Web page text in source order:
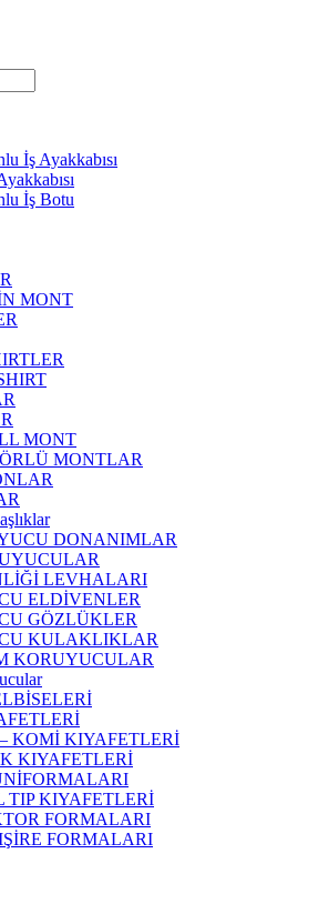
İş Ayakkabısı
İş Botu
MONT
MONT
MONTLAR
DONANIMLAR
LEVHALARI
ELDİVENLER
GÖZLÜKLER
KULAKLIKLAR
KORUYUCULAR
KOMİ KIYAFETLERİ
KIYAFETLERİ
TIP KIYAFETLERİ
FORMALARI
FORMALARI